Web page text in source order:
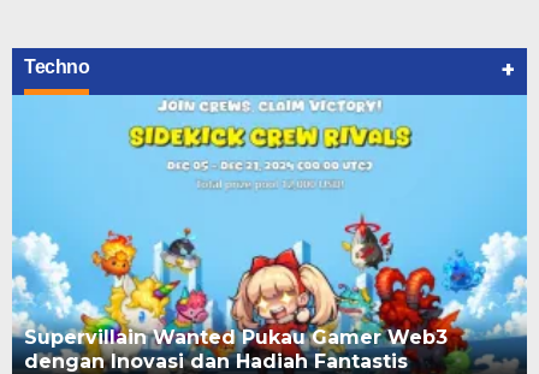
Techno +
Supervillain Wanted Pukau Gamer Web3
dengan Inovasi dan Hadiah Fantastis